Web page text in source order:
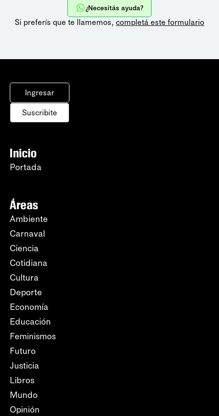
¿Necesitás ayuda?
Si preferís que te llamemos, completá este formulario
Ingresar
Suscribite
Inicio
Portada
Áreas
Ambiente
Carnaval
Ciencia
Cotidiana
Cultura
Deporte
Economía
Educación
Feminismos
Futuro
Justicia
Libros
Mundo
Opinión